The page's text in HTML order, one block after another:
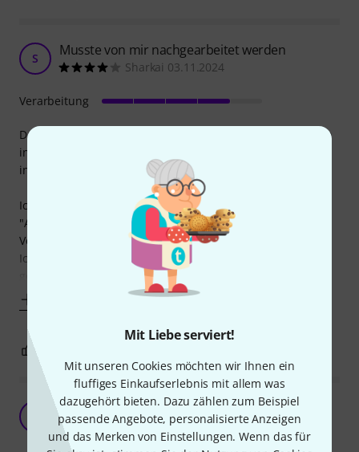
Mit Liebe serviert!
Mit unseren Cookies möchten wir Ihnen ein
fluffiges Einkaufserlebnis mit allem was
dazugehört bieten. Dazu zählen zum Beispiel
passende Angebote, personalisierte Anzeigen
und das Merken von Einstellungen. Wenn das für
S Musste von mir nachgearbeitet werden
Sharkai 03.11.2024
Das hier ist schlichte Massenproduktion, wie ich sie täglich
in der Arbeit erlebe. Der Preis ist absolut angemessen und
in Ordnung.
Ich hatte aber das Problem, das diese Zapfen zwar die
"Adam Hall Super Clamp" passt, sie aber in die günstigere
Version von "Roadworx" nicht rein bekam.
Ich musste noch 0,3mm im Durchmesser abdrehen, das es
Verarbeitung
Der bisher günstigste Qualitäts-Zapfen
Phinifilms 16.09.2018